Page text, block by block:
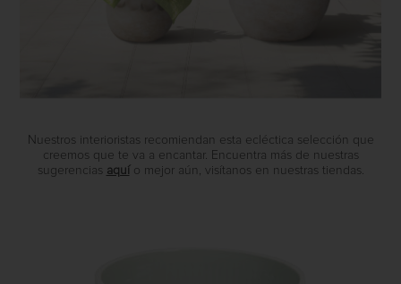
Nuestros interioristas recomiendan esta ecléctica selección que
creemos que te va a encantar. Encuentra más de nuestras
sugerencias aquí o mejor aún, visítanos en nuestras tiendas.